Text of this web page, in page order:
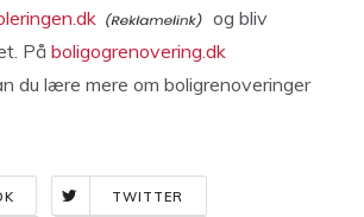
og bliv
På boligogrenovering.dk
du lære mere om boligrenoveringer
TWITTER